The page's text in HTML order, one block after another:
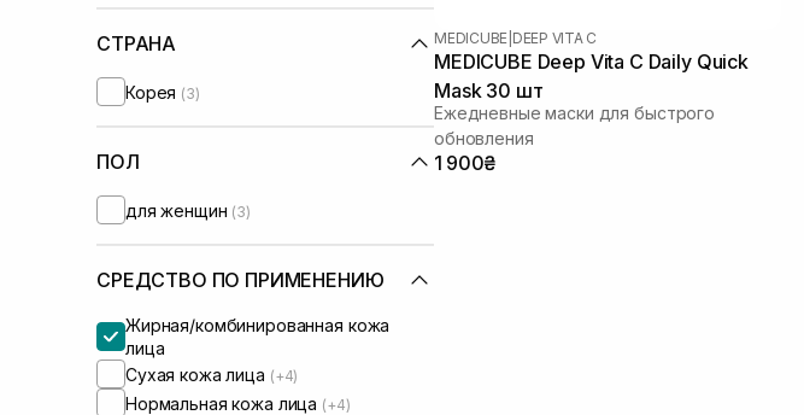
СТРАНА
Корея (3)
ПОЛ
для женщин (3)
СРЕДСТВО ПО ПРИМЕНЕНИЮ
Жирная/комбинированная кожа
лица
Сухая кожа лица (+4)
Нормальная кожа лица (+4)
MEDICUBE DEEP VITA C
MEDICUBE Deep Vita C Daily Quick
Mask 30 шт
Ежедневные маски для быстрого
обновления
1 900₴